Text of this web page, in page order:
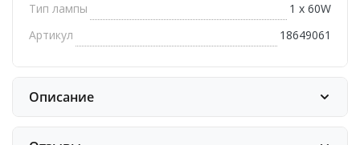
Тип лампы
1 х 60W
Артикул
18649061
Описание